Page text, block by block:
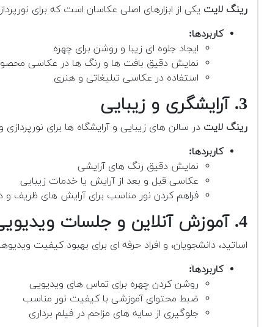
رینگ لایت یکی از ابزارهای اصلی عکاسان است که برای
کاربردها:
ایجاد جلوه ای زیبا و روشن برای چهره
نمایش دقیق بافت ها و رنگ ها در عکاسی
استفاده در عکاسی تبلیغاتی و هنری
3. آرایشگری و زیبایی
رینگ لایت در سالن های زیبایی و آرایشگاه ها برای
کاربردها:
نمایش دقیق رنگ های آرایشی
عکاسی قبل و بعد از آرایش یا خدمات زیبایی
فراهم کردن نور مناسب برای آرایش های ظریف و
4. آموزش آنلاین و جلسات ویدیویی
اساتید، دانشجویان، و افراد حرفه ای برای بهبود کیفیت
کاربردها:
روشن کردن چهره برای تماس های ویدیویی
ضبط محتوای آموزشی با کیفیت نور مناسب
جلوگیری از سایه های مزاحم در فیلم برداری